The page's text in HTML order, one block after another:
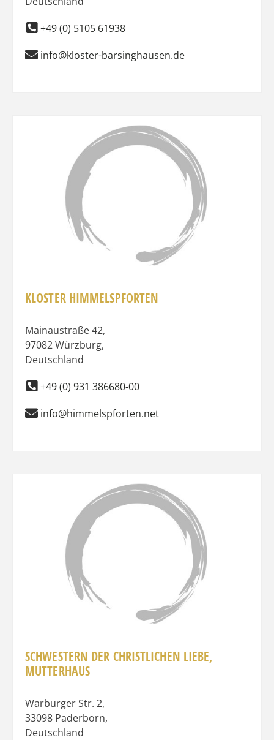
+49 (0) 5105 61938
info@kloster-barsinghausen.de
KLOSTER HIMMELSPFORTEN
Mainaustraße 42,
97082Würzburg,
Deutschland
+49 (0) 931 386680-00
info@himmelspforten.net
SCHWESTERN DER CHRISTLICHEN LIEBE,
MUTTERHAUS
Warburger Str. 2,
33098 Paderborn,
Deutschland